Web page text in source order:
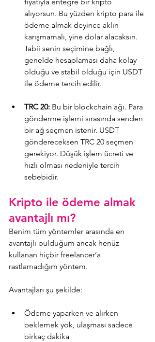
alıyorsun. Bu yüzden kripto para ile
ödeme almak deyince aklın
karışmamalı, yine dolar alacaksın.
Tabii senin seçimine bağlı,
genelde hesaplaması daha kolay
olduğu ve stabil olduğu için USDT
ile ödeme tercih edilir.
TRC 20: Bu bir blockchain ağı. Para
gönderme işlemi sırasında senden
bir ağ seçmen istenir. USDT
göndereceksen TRC 20 seçmen
gerekiyor. Düşük işlem ücreti ve
hızlı olması nedeniyle tercih
sebebidir.
Kripto ile ödeme almak
avantajlı mı?
Benim tüm yöntemler arasında en
avantajlı bulduğum ancak henüz
kullanan hiçbir freelancer’a
rastlamadığım yöntem.
Avantajları şu şekilde:
Ödeme yaparken ve alırken
beklemek yok, ulaşması sadece
birkaç dakika